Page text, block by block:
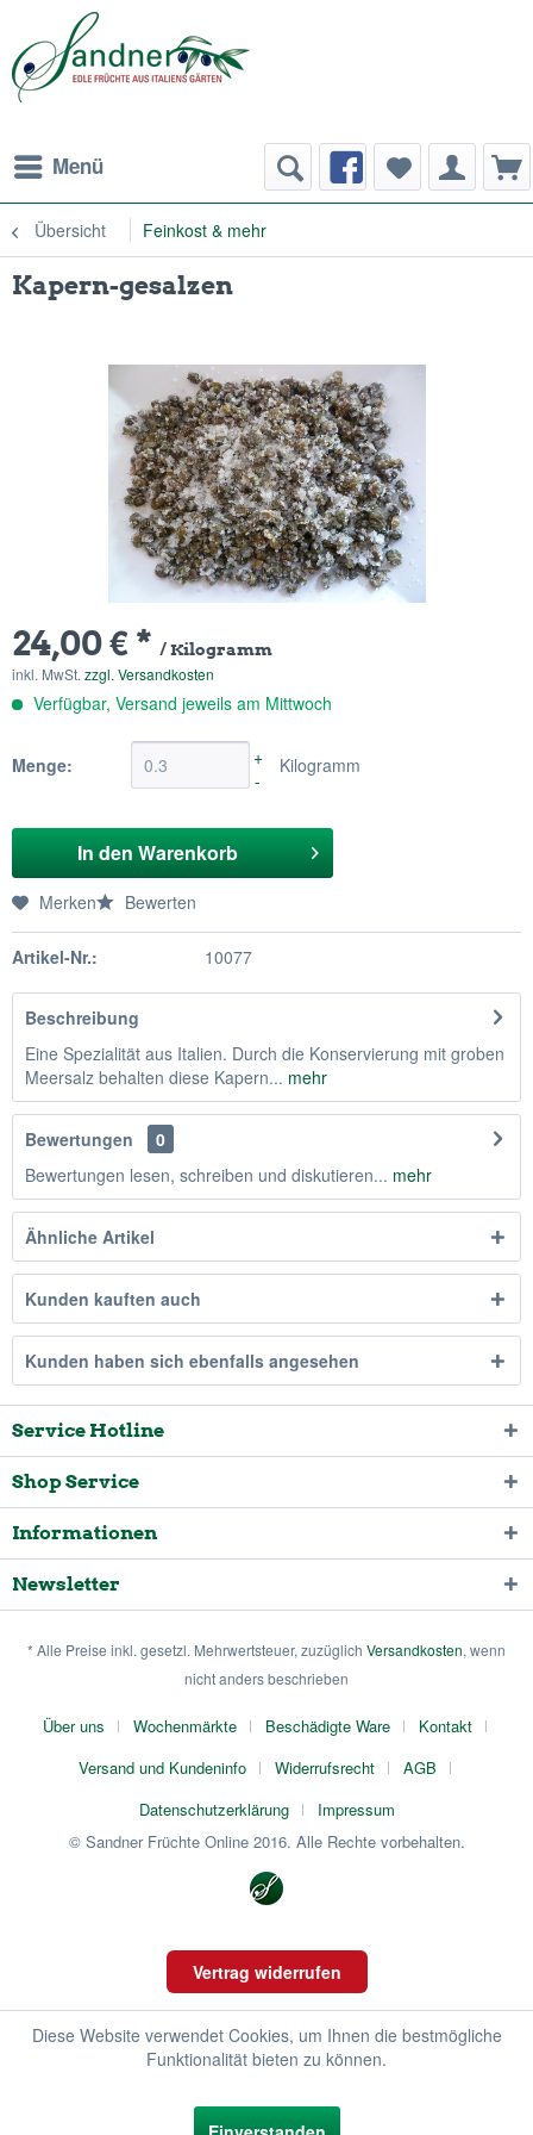
Menü
Übersicht Feinkost & mehr
Kapern-gesalzen
24,00 € * / Kilogramm
inkl. MwSt. zzgl. Versandkosten
Verfügbar, Versand jeweils am Mittwoch
Menge:
+
-
Kilogramm
In den Warenkorb
Merken Bewerten
Artikel-Nr.: 10077
Beschreibung
Eine Spezialität aus Italien. Durch die Konservierung mit groben
Meersalz behalten diese Kapern... mehr
Bewertungen
0
Bewertungen lesen, schreiben und diskutieren... mehr
Ähnliche Artikel
Kunden kauften auch
Kunden haben sich ebenfalls angesehen
Service Hotline
Shop Service
Informationen
Newsletter
* Alle Preise inkl. gesetzl. Mehrwertsteuer, zuzüglich Versandkosten, wenn
nicht anders beschrieben
Über uns Wochenmärkte Beschädigte Ware
Kontakt
Versand und Kundeninfo
Widerrufsrecht
AGB
Datenschutzerklärung
Impressum
© Sandner Früchte Online 2016. Alle Rechte vorbehalten.
Vertrag widerrufen
Diese Website verwendet Cookies, um Ihnen die bestmögliche
Funktionalität bieten zu können.